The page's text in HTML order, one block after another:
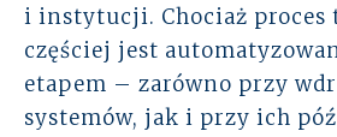
Dołącz do
Dlaczego
i instytucji. Chociaż proces
częściej jest
etapem – zarówno przy
systemów, jak i przy ich